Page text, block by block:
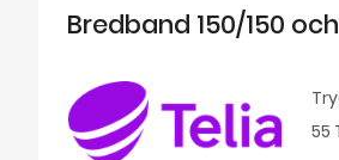
Bredband 150/150
55